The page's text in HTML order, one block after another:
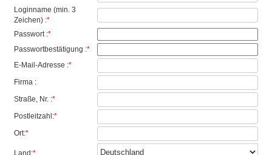
Loginname (min. 3
Zeichen) :*
Passwort :*
Passwortbestätigung :*
E-Mail-Adresse :*
Firma :
Straße, Nr. :*
Postleitzahl:*
Ort:*
Land:*